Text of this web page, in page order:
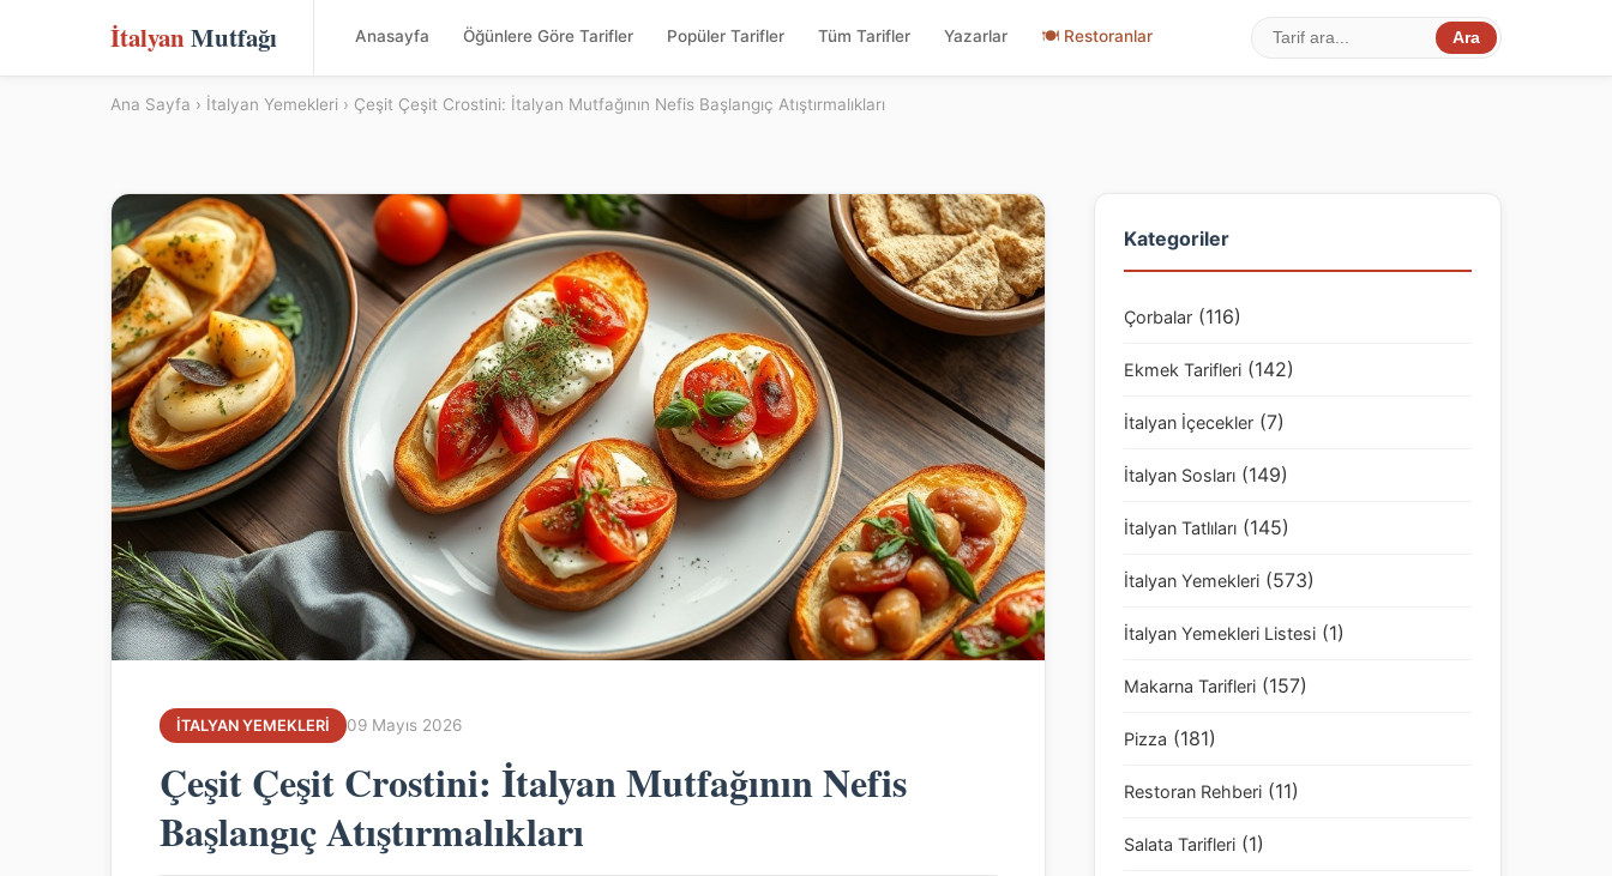
İtalyan Mutfağı Anasayfa Öğünlere Göre Tarifler Popüler Tarifler Tüm Tarifler Yazarlar 🍽 Restoranlar Ara
Ana Sayfa › İtalyan Yemekleri › Çeşit Çeşit Crostini: İtalyan Mutfağının Nefis Başlangıç Atıştırmalıkları
İTALYAN YEMEKLERI 09 Mayıs 2026
Çeşit Çeşit Crostini: İtalyan Mutfağının Nefis
Başlangıç Atıştırmalıkları
Kategoriler
Çorbalar (116)
Ekmek Tarifleri (142)
İtalyan İçecekler (7)
İtalyan Sosları (149)
İtalyan Tatlıları (145)
İtalyan Yemekleri (573)
İtalyan Yemekleri Listesi (1)
Makarna Tarifleri (157)
Pizza (181)
Restoran Rehberi (11)
Salata Tarifleri (1)